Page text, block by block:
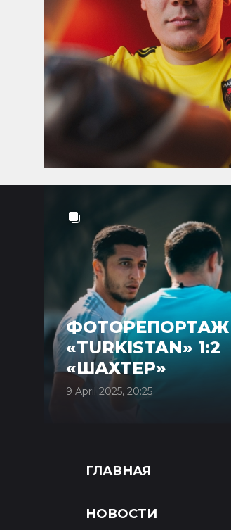
ФОТОРЕПОРТАЖ
«TURKISTAN» 1:2
«ШАХТЕР»
9 April 2025, 20:25
ГЛАВНАЯ
НОВОСТИ